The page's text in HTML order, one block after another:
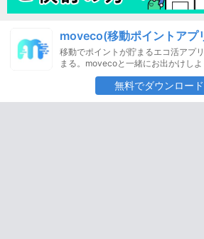
moveco(移動ポイントアプ
移動でポイントが貯まるエコ活アプ
まる。movecoと一緒にお出かけしよ
無料でダウンロード